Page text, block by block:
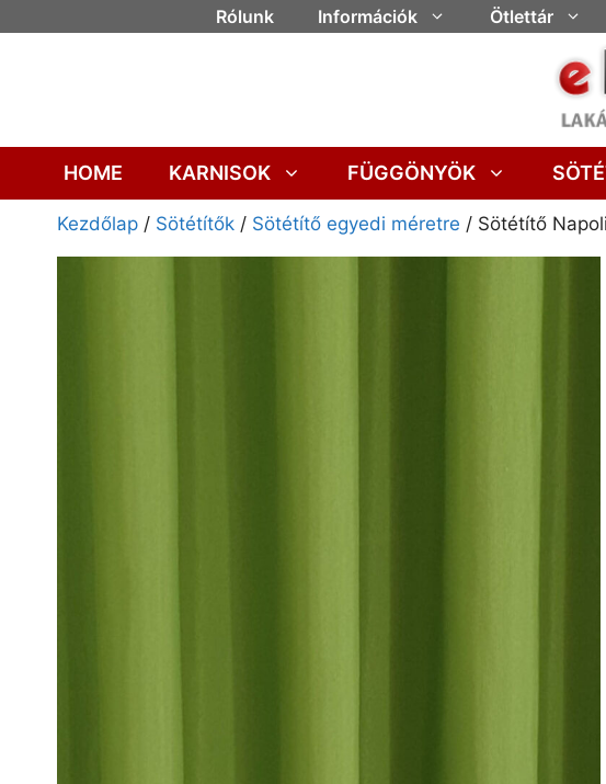
Rólunk Információk Ötlettár
HOME KARNISOK FÜGGÖNYÖK
Kezdőlap / Sötétítők / Sötétítő egyedi méretre / Sötétítő